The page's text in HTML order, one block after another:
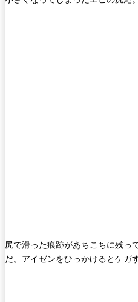
尻で滑った痕跡があちこちに残っ
だ。アイゼンをひっかけるとケガ